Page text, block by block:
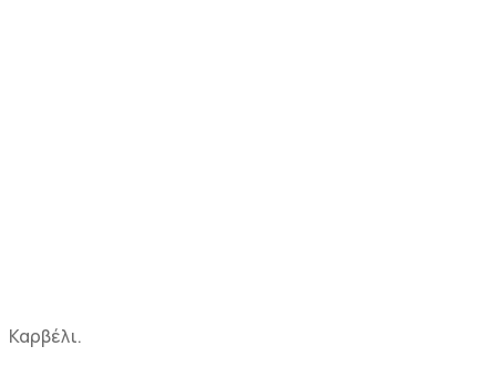
Καρβέλι.